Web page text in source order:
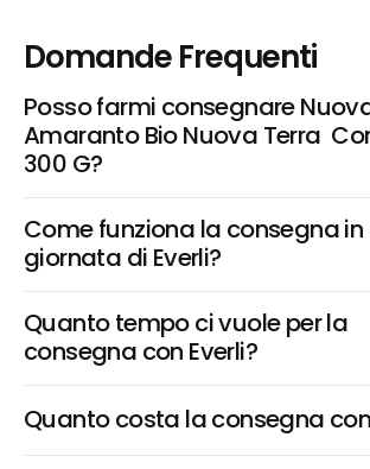
Domande Frequenti
Posso farmi consegnare
Amaranto Bio Nuova Terra
300 G?
Come funziona la consegna in
giornata di Everli?
Quanto tempo ci vuole per la
consegna con Everli?
Quanto costa la consegna con